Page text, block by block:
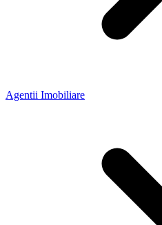
Agentii Imobiliare